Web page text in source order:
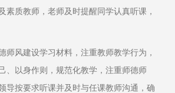
素质教师，老师及时提醒同学认真听课，
师风建设学习材料，注重教师教学行为，
、以身作则，规范化教学，注重师德师
导按要求听课并及时与任课教师沟通，确